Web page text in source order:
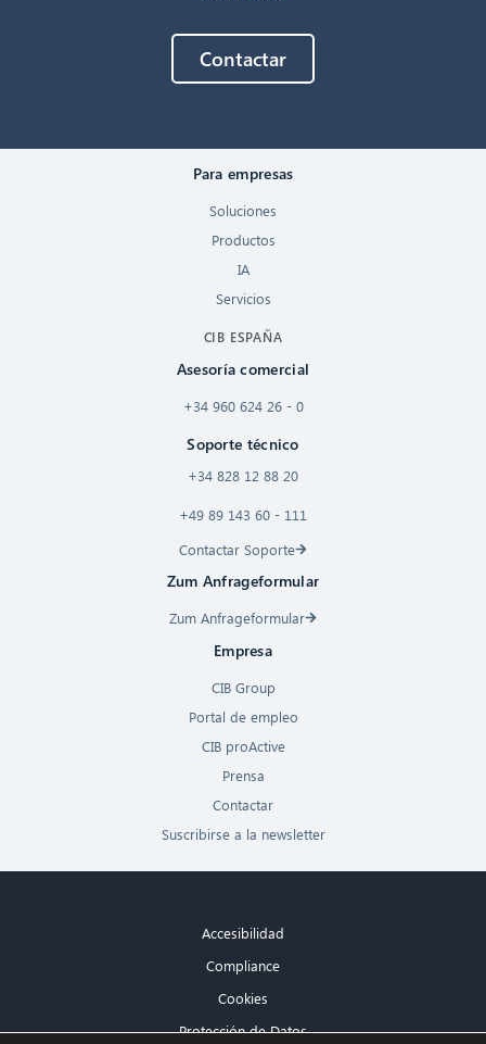
Contactar
Para empresas
Soluciones
Productos
IA
Servicios
CIB ESPAÑA
Asesoría comercial
+34 960 624 26 - 0
Soporte técnico
+34 828 12 88 20
+49 89 143 60 - 111
Contactar Soporte
Zum Anfrageformular
Zum Anfrageformular
Empresa
CIB Group
Portal de empleo
CIB proActive
Prensa
Contactar
Suscribirse a la newsletter
Accesibilidad
Compliance
Cookies
Protección de Datos